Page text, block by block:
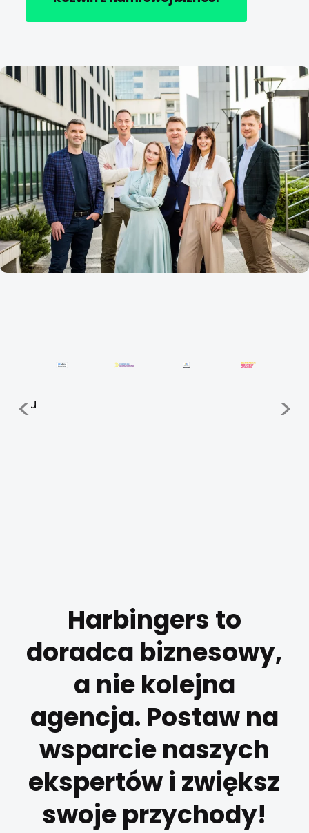
Harbingers to
doradca biznesowy,
a nie kolejna
agencja. Postaw na
wsparcie naszych
ekspertów i zwiększ
swoje przychody!